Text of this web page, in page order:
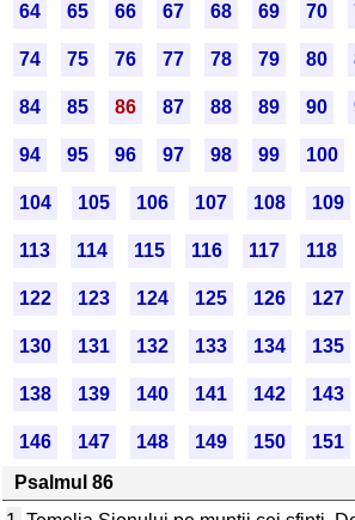
64 65 66 67 68 69 70
74 75 76 77 78 79 80
84 85 86 87 88 89 90
94 95 96 97 98 99 100
104 105 106 107 108 109
113 114 115 116 117 118
122 123 124 125 126 127
130 131 132 133 134 135
138 139 140 141 142 143
146 147 148 149 150
151
Psalmul 86